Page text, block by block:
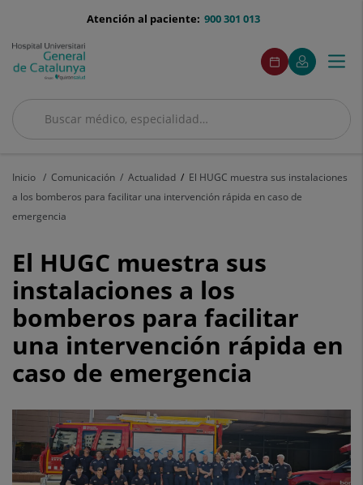
menu-
900 301 013
Atención al paciente:
Buscar
Buscar
menuAcceso
Pedir
cita
Este
enlace
se
en
Mi
Quirónsalud
Este
enlace
se
en
ventana
Menú
Inicio Comunicación Actualidad
El HUGC muestra sus instalaciones
a los bomberos para facilitar una intervención rápida en caso de
emergencia
El
HUGC
muestra
sus
instalaciones
a
los
bomberos
El HUGC muestra sus
instalaciones a los
bomberos para facilitar
una intervención rápida en
caso de emergencia